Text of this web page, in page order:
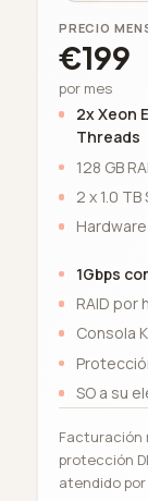
PRECIO
€199
por mes
2x Xeon
Threads
128 GB
2 x 1.0
1Gbps
RAID por
Consola
SO a su
Facturación
protección
atendido